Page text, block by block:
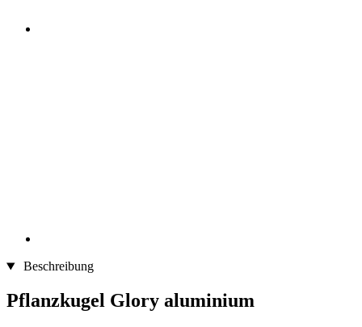
Beschreibung
Pflanzkugel Glory aluminium